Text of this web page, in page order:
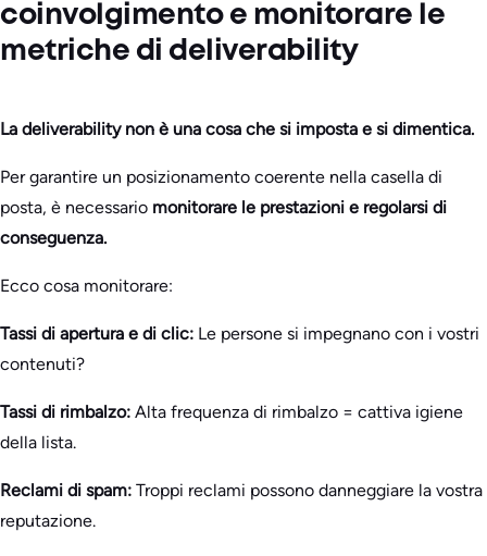
coinvolgimento e monitorare le
metriche di deliverability
La deliverability non è una cosa che si imposta e si dimentica.
Per garantire un posizionamento coerente nella casella di
posta, è necessario monitorare le prestazioni e regolarsi di
conseguenza.
Ecco cosa monitorare:
Tassi di apertura e di clic: Le persone si impegnano con i vostri
contenuti?
Tassi di rimbalzo: Alta frequenza di rimbalzo = cattiva igiene
della lista.
Reclami di spam: Troppi reclami possono danneggiare la vostra
reputazione.